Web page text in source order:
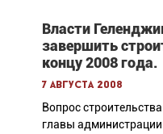
Власти
завершить
концу 2008 года.
7 августа 2008
Вопрос
главы